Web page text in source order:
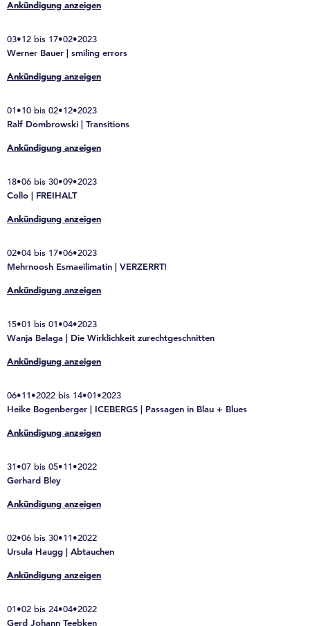
Ankündigung anzeigen
03•12 bis 17•02•2023
Werner Bauer | smiling errors
Ankündigung anzeigen
01•10 bis 02•12•2023
Ralf Dombrowski | Transitions
Ankündigung anzeigen
18•06 bis 30•09•2023
Collo | FREIHALT
Ankündigung anzeigen
02•04 bis 17•06•2023
Mehrnoosh Esmaeilimatin | VERZERRT!
Ankündigung anzeigen
15•01 bis 01•04•2023
Wanja Belaga | Die Wirklichkeit zurechtgeschnitten
Ankündigung anzeigen
06•11•2022 bis 14•01•2023
Heike Bogenberger | ICEBERGS | Passagen in Blau + Blues
Ankündigung anzeigen
31•07 bis 05•11•2022
Gerhard Bley
Ankündigung anzeigen
02•06 bis 30•11•2022
Ursula Haugg | Abtauchen
Ankündigung anzeigen
01•02 bis 24•04•2022
Gerd Johann Teebken